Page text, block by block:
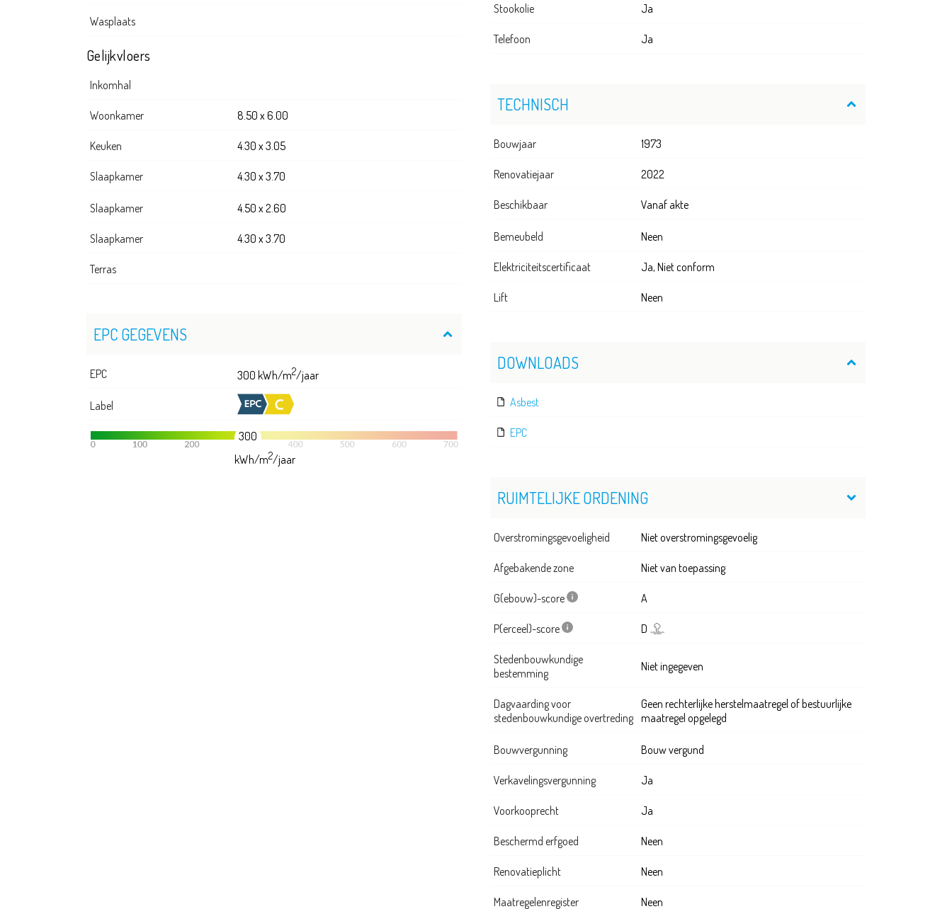
Wasplaats
Gelijkvloers
Inkomhal
Woonkamer 8.50 x 6.00
Keuken 4.30 x 3.05
Slaapkamer 4.30 x 3.70
Slaapkamer 4.50 x 2.60
Slaapkamer 4.30 x 3.70
Terras
EPC GEGEVENS
EPC 300 kWh/m2/jaar
Label
300
kWh/m2/jaar
Stookolie Ja
Telefoon Ja
TECHNISCH
Bouwjaar 1973
Renovatiejaar 2022
Beschikbaar Vanaf akte
Bemeubeld Neen
Elektriciteitscertificaat Ja, Niet conform
Lift Neen
DOWNLOADS
Asbest
EPC
RUIMTELIJKE ORDENING
Overstromingsgevoeligheid Niet overstromingsgevoelig
Afgebakende zone Niet van toepassing
G(ebouw)-score A
P(erceel)-score D
Stedenbouwkundige
bestemming
Niet ingegeven
Dagvaarding voor
stedenbouwkundige overtreding
Geen rechterlijke herstelmaatregel of bestuurlijke
maatregel opgelegd
Bouwvergunning Bouw vergund
Verkavelingsvergunning Ja
Voorkooprecht Ja
Beschermd erfgoed Neen
Renovatieplicht Neen
Maatregelenregister Neen